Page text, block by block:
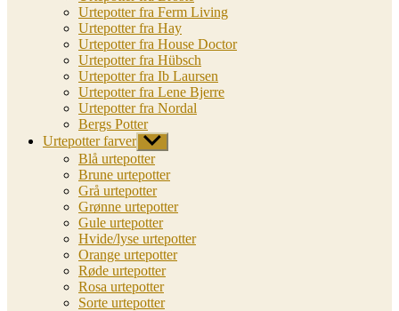
Urtepotter fra Ferm Living
Urtepotter fra Hay
Urtepotter fra House Doctor
Urtepotter fra Hübsch
Urtepotter fra Ib Laursen
Urtepotter fra Lene Bjerre
Urtepotter fra Nordal
Bergs Potter
Urtepotter farver Vis
undermenu
Blå urtepotter
Brune urtepotter
Grå urtepotter
Grønne urtepotter
Gule urtepotter
Hvide/lyse urtepotter
Orange urtepotter
Røde urtepotter
Rosa urtepotter
Sorte urtepotter